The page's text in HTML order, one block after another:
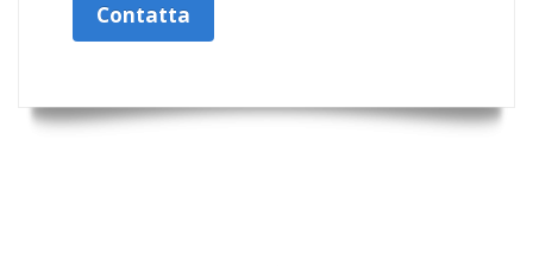
Contatta